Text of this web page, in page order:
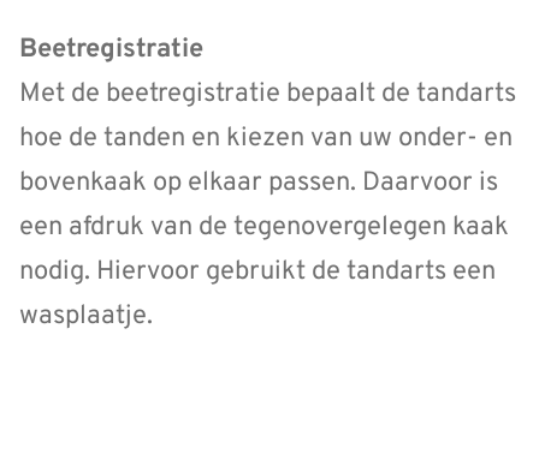
Beetregistratie
Met de beetregistratie bepaalt de tandarts
hoe de tanden en kiezen van uw onder- en
bovenkaak op elkaar passen. Daarvoor is
een afdruk van de tegenovergelegen kaak
nodig. Hiervoor gebruikt de tandarts een
wasplaatje.